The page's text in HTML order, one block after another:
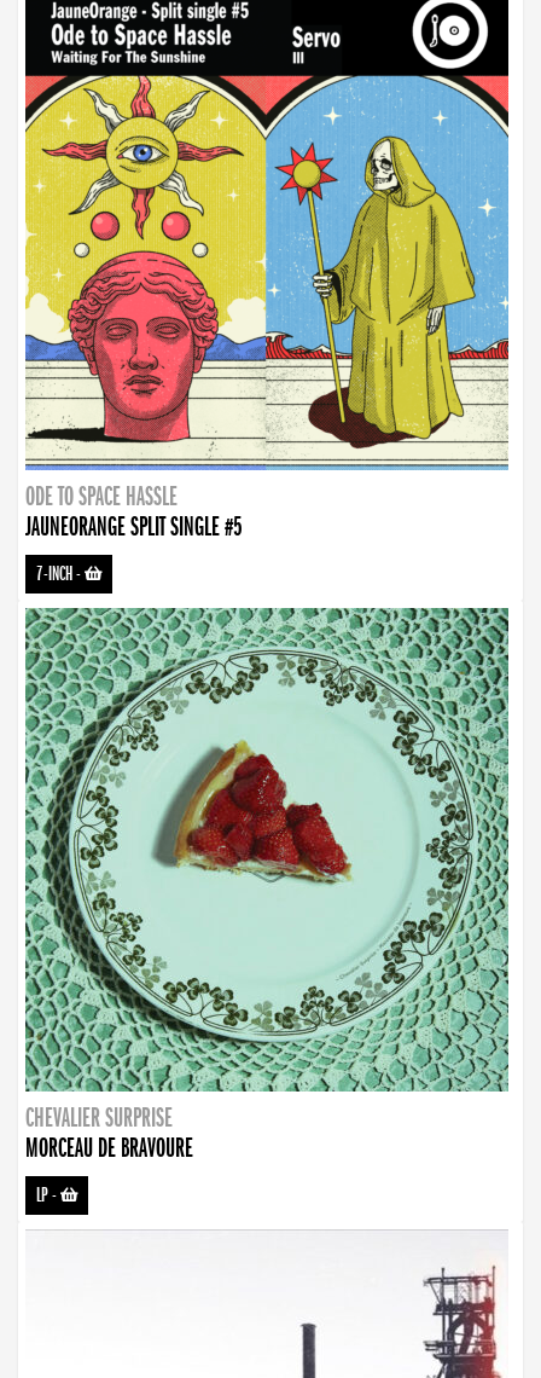
ODE TO SPACE HASSLE
JAUNEORANGE SPLIT SINGLE #5
7-INCH-
CHEVALIER SURPRISE
MORCEAU DE BRAVOURE
LP-